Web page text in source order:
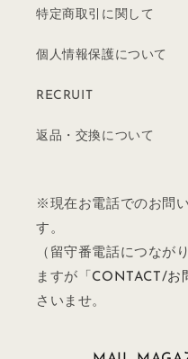
特定商取引に関して
個人情報保護について
RECRUIT
返品・交換について
※現在お電話でのお問
す。
（留守番電話につなが
ますが「 CONTACT/お
さいませ。